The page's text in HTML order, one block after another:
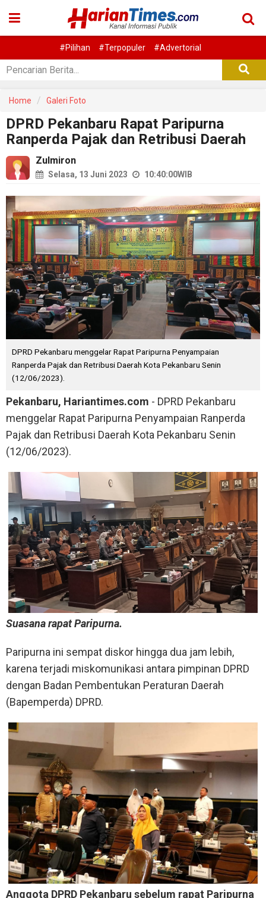
#Pilihan #Terpopuler #Advertorial
Home Galeri Foto
DPRD Pekanbaru Rapat Paripurna
Ranperda Pajak dan Retribusi Daerah
Zulmiron
Selasa, 13 Juni 2023 10:40:00WIB
DPRD Pekanbaru menggelar Rapat Paripurna Penyampaian
Ranperda Pajak dan Retribusi Daerah Kota Pekanbaru Senin
(12/06/2023).
Pekanbaru, Hariantimes.com - DPRD Pekanbaru
menggelar Rapat Paripurna Penyampaian Ranperda
Pajak dan Retribusi Daerah Kota Pekanbaru Senin
(12/06/2023).
Suasana rapat Paripurna.
Paripurna ini sempat diskor hingga dua jam lebih,
karena terjadi miskomunikasi antara pimpinan DPRD
dengan Badan Pembentukan Peraturan Daerah
(Bapemperda) DPRD.
Anggota DPRD Pekanbaru sebelum rapat Paripurna